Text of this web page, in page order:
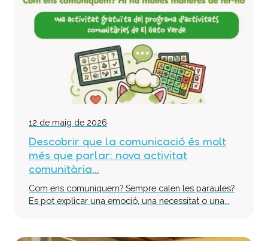
12 de maig de 2026
Descobrir que la comunicació és molt
més que parlar: nova activitat
comunitària...
Com ens comuniquem? Sempre calen les paraules?
Es pot explicar una emoció, una necessitat o una...